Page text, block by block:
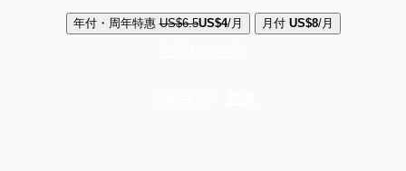
年付・周年特惠 US$6.5US$4/月 月付 US$8/月